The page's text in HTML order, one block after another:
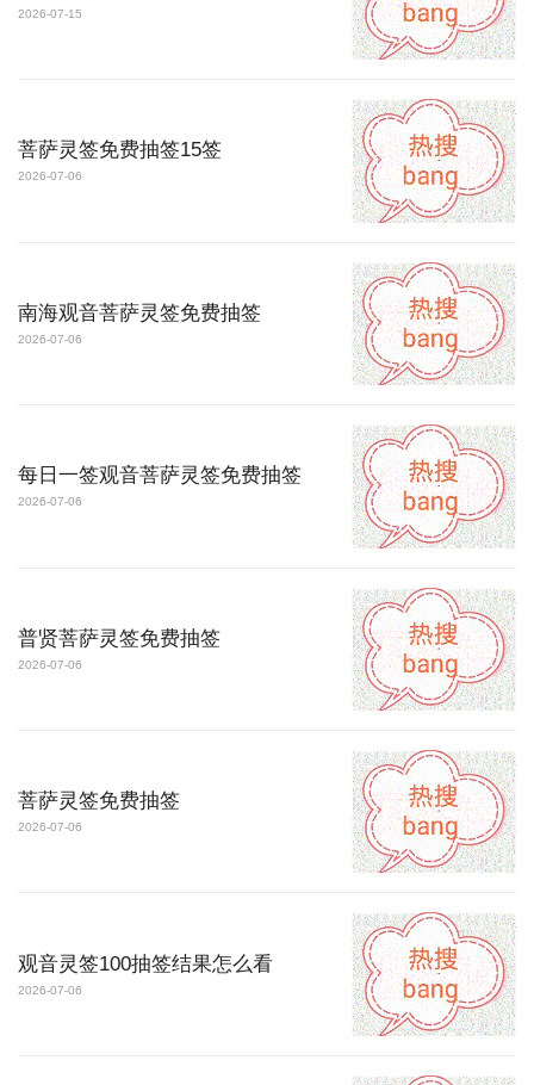
2026-07-15
菩萨灵签免费抽签15签
2026-07-06
南海观音菩萨灵签免费抽签
2026-07-06
每日一签观音菩萨灵签免费抽签
2026-07-06
普贤菩萨灵签免费抽签
2026-07-06
菩萨灵签免费抽签
2026-07-06
观音灵签100抽签结果怎么看
2026-07-06